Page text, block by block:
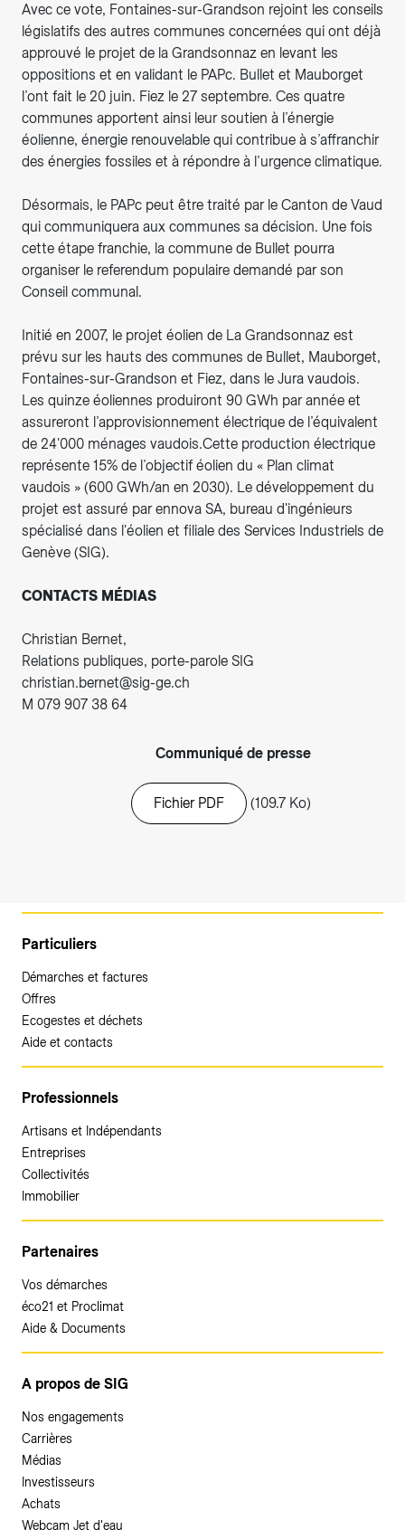
Avec ce vote, Fontaines-sur-Grandson rejoint les conseils
législatifs des autres communes concernées qui ont déjà
approuvé le projet de la Grandsonnaz en levant les
oppositions et en validant le PAPc. Bullet et Mauborget
l’ont fait le 20 juin. Fiez le 27 septembre. Ces quatre
communes apportent ainsi leur soutien à l’énergie
éolienne, énergie renouvelable qui contribue à s’affranchir
des énergies fossiles et à répondre à l’urgence climatique.
Désormais, le PAPc peut être traité par le Canton de Vaud
qui communiquera aux communes sa décision. Une fois
cette étape franchie, la commune de Bullet pourra
organiser le referendum populaire demandé par son
Conseil communal.
Initié en 2007, le projet éolien de La Grandsonnaz est
prévu sur les hauts des communes de Bullet, Mauborget,
Fontaines-sur-Grandson et Fiez, dans le Jura vaudois.
Les quinze éoliennes produiront 90 GWh par année et
assureront l’approvisionnement électrique de l’équivalent
de 24'000 ménages vaudois.Cette production électrique
représente 15% de l’objectif éolien du « Plan climat
vaudois » (600 GWh/an en 2030). Le développement du
projet est assuré par ennova SA, bureau d'ingénieurs
spécialisé dans l'éolien et filiale des Services Industriels de
Genève (SIG).
CONTACTS MÉDIAS
Christian Bernet,
Relations publiques, porte-parole SIG
christian.bernet@sig-ge.ch
M 079 907 38 64
Communiqué de presse
Fichier PDF (109.7 Ko)
Particuliers
Démarches et factures
Offres
Ecogestes et déchets
Aide et contacts
Professionnels
Artisans et Indépendants
Entreprises
Collectivités
Immobilier
Partenaires
Vos démarches
éco21 et Proclimat
Aide & Documents
A propos de SIG
Nos engagements
Carrières
Médias
Investisseurs
Achats
Webcam Jet d'eau